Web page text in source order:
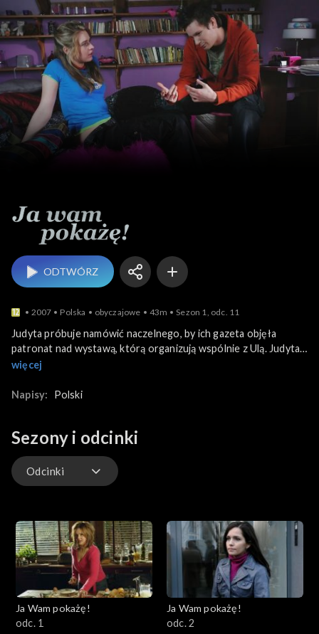
Ja Wam pokażę!
ODTWÓRZ
2007 Polska obyczajowe 43m Sezon 1, odc. 11
Judyta próbuje namówić naczelnego, by ich gazeta objęła
patronat nad wystawą, którą organizują wspólnie z Ulą. Judyta
zgadza się na wspólną kolację z Kochaszem. Czy coś z tego
Ula widzi wychodzącego rano Eksia, którego do samochodu
odprowadza Judyta. Dzwoni do Adama. Po co?
więcej
Napisy: Polski
Sezony i odcinki
Odcinki
Ja Wam pokażę!
odc. 1
Ja Wam pokażę!
odc. 2